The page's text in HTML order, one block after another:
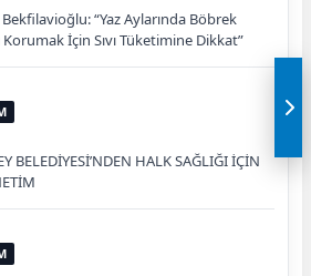
Bekfilavioğlu: “Yaz Aylarında Böbrek
Korumak İçin Sıvı Tüketimine Dikkat”
BELEDİYESİ’NDEN HALK SAĞLIĞI İÇİN